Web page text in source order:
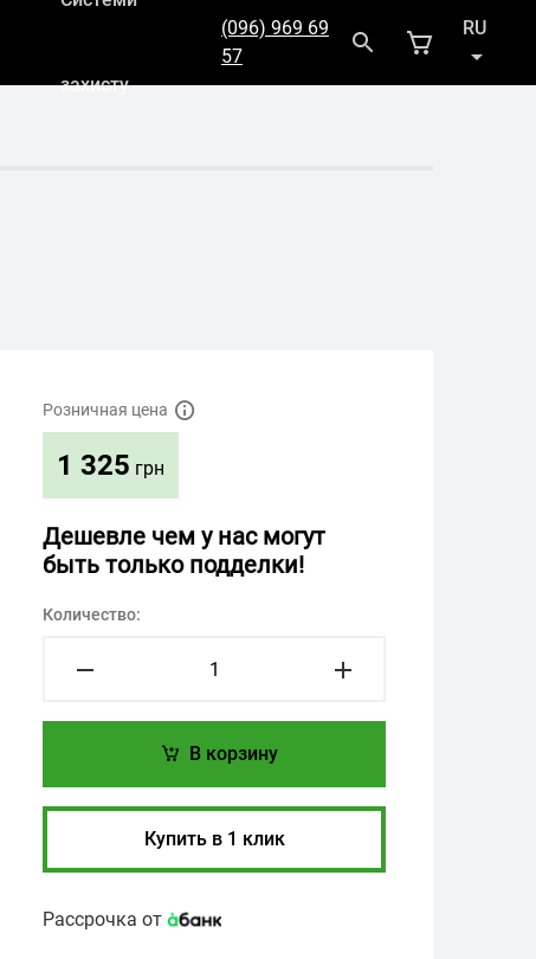
захисту
(096) 969 69
57
RU
UK
Розничная цена
1 325 грн
Дешевле чем у нас могут
быть только подделки!
Количество:
В корзину
Купить в 1 клик
Рассрочка от